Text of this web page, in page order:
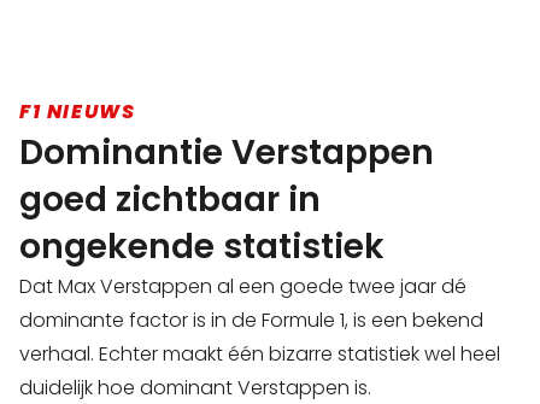
F1 NIEUWS
Dominantie Verstappen
goed zichtbaar in
ongekende statistiek
Dat Max Verstappen al een goede twee jaar dé
dominante factor is in de Formule 1, is een bekend
verhaal. Echter maakt één bizarre statistiek wel heel
duidelijk hoe dominant Verstappen is.